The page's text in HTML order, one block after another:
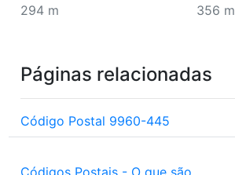
294 m
356 m
Páginas relacionadas
Código Postal 9960-445
Códigos Postais - O que são